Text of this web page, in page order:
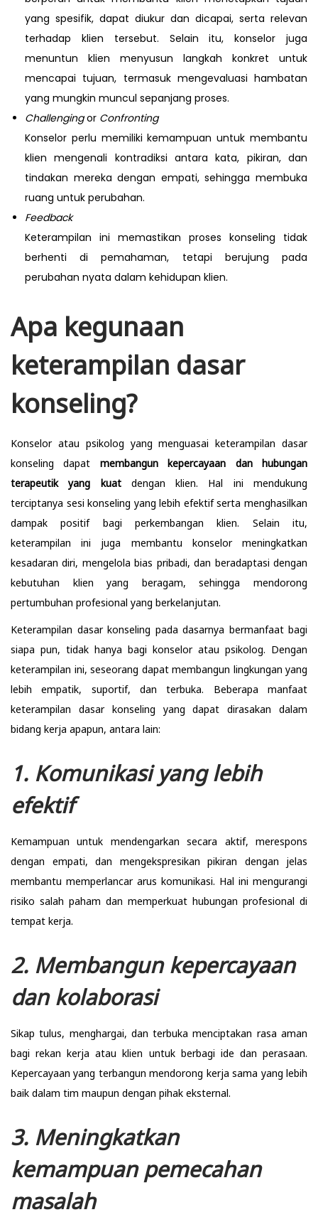
yang spesifik, dapat diukur dan dicapai, serta relevan
terhadap klien tersebut. Selain itu, konselor juga
menuntun klien menyusun langkah konkret untuk
mencapai tujuan, termasuk mengevaluasi hambatan
yang mungkin muncul sepanjang proses.
Challengingor Confronting
Konselor perlu memiliki kemampuan untuk membantu
klien mengenali kontradiksi antara kata, pikiran, dan
tindakan mereka dengan empati, sehingga membuka
ruang untuk perubahan.
Feedback
Keterampilan ini memastikan proses konseling tidak
berhenti di pemahaman, tetapi berujung pada
perubahan nyata dalam kehidupan klien.
Apa kegunaan
keterampilan dasar
konseling?
Konselor atau psikolog yang menguasai keterampilan dasar
konseling dapat membangun kepercayaan dan hubungan
terapeutik yang kuat dengan klien. Hal ini mendukung
terciptanya sesi konseling yang lebih efektif serta menghasilkan
dampak positif bagi perkembangan klien. Selain itu,
keterampilan ini juga membantu konselor meningkatkan
kesadaran diri, mengelola bias pribadi, dan beradaptasi dengan
kebutuhan klien yang beragam, sehingga mendorong
pertumbuhan profesional yang berkelanjutan.
Keterampilan dasar konseling pada dasarnya bermanfaat bagi
siapa pun, tidak hanya bagi konselor atau psikolog. Dengan
keterampilan ini, seseorang dapat membangun lingkungan yang
lebih empatik, suportif, dan terbuka. Beberapa manfaat
keterampilan dasar konseling yang dapat dirasakan dalam
bidang kerja apapun, antara lain:
1. Komunikasi yang lebih
efektif
Kemampuan untuk mendengarkan secara aktif, merespons
dengan empati, dan mengekspresikan pikiran dengan jelas
membantu memperlancar arus komunikasi. Hal ini mengurangi
risiko salah paham dan memperkuat hubungan profesional di
tempat kerja.
2. Membangun kepercayaan
dan kolaborasi
Sikap tulus, menghargai, dan terbuka menciptakan rasa aman
bagi rekan kerja atau klien untuk berbagi ide dan perasaan.
Kepercayaan yang terbangun mendorong kerja sama yang lebih
baik dalam tim maupun dengan pihak eksternal.
3. Meningkatkan
kemampuan pemecahan
masalah